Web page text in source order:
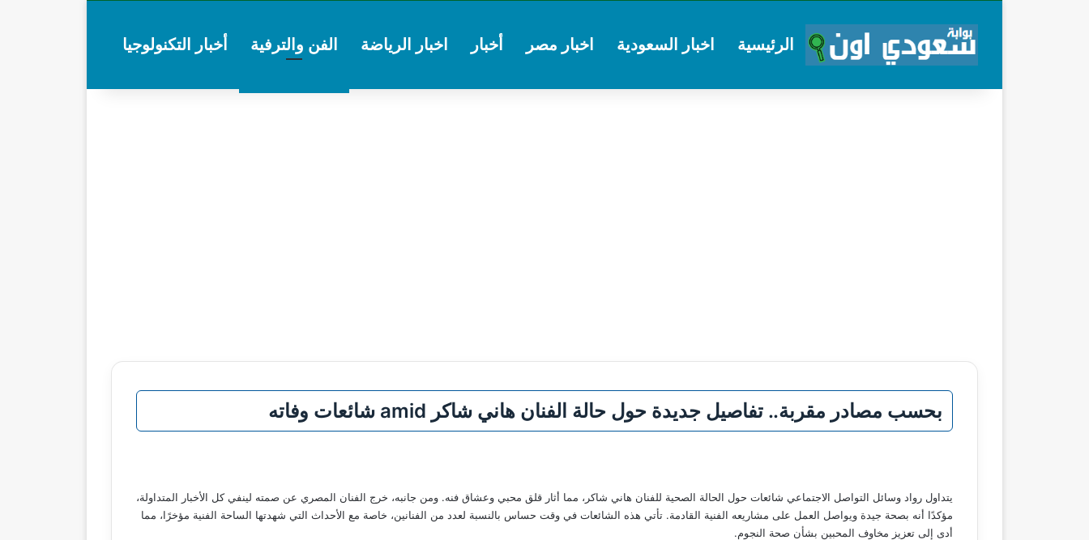
الرئيسية اخبار السعودية اخبار مصر أخبار اخبار الرياضة الفن والترفية أخبار التكنولوجيا
بحسب مصادر مقربة.. تفاصيل جديدة حول حالة الفنان هاني شاكر amid شائعات وفاته
يتداول رواد وسائل التواصل الاجتماعي شائعات حول الحالة الصحية للفنان هاني شاكر، مما أثار قلق محبي وعشاق فنه. ومن جانبه، خرج الفنان المصري عن صمته لينفي كل الأخبار المتداولة،
مؤكدًا أنه بصحة جيدة ويواصل العمل على مشاريعه الفنية القادمة. تأتي هذه الشائعات في وقت حساس بالنسبة لعدد من الفنانين، خاصة مع الأحداث التي شهدتها الساحة الفنية مؤخرًا، مما
أدى إلى تعزيز مخاوف المحبين بشأن صحة النجوم.